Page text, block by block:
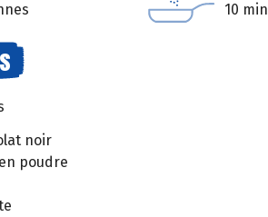
10 min
noir
poudre